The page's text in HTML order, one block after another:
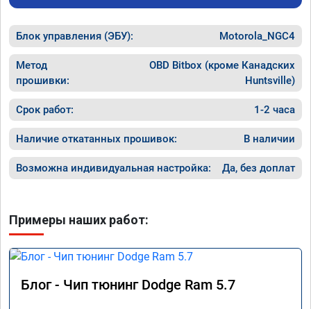
проехал уже 100 км ошибка не появилась,
хотя раньше после сброса ошибке
выскакивал ошибка через 20км.
работой доволен.
в
за 60,
он
По
Блок управления (ЭБУ): Motorola_NGC4
Метод
прошивки:
OBD Bitbox (кроме Канадских
Huntsville)
Срок работ: 1-2 часа
Наличие откатанных прошивок: В наличии
Возможна индивидуальная настройка: Да, без доплат
Примеры наших работ:
Блог - Чип тюнинг Dodge Ram 5.7